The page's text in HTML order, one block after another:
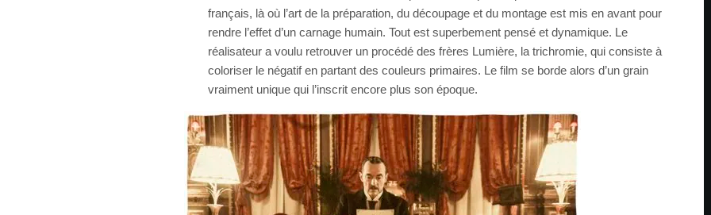
français, là où l’art de la préparation, du découpage et du montage est mis en avant pour
rendre l’effet d’un carnage humain. Tout est superbement pensé et dynamique. Le
réalisateur a voulu retrouver un procédé des frères Lumière, la trichromie, qui consiste à
coloriser le négatif en partant des couleurs primaires. Le film se borde alors d’un grain
vraiment unique qui l’inscrit encore plus son époque.